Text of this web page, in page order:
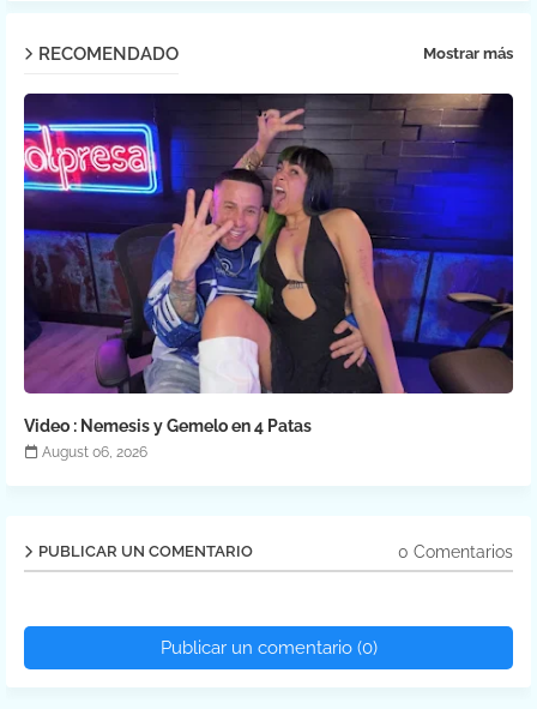
RECOMENDADO Mostrar más
Video : Nemesis y Gemelo en 4 Patas
August 06, 2026
PUBLICAR UN COMENTARIO 0 Comentarios
Publicar un comentario (0)